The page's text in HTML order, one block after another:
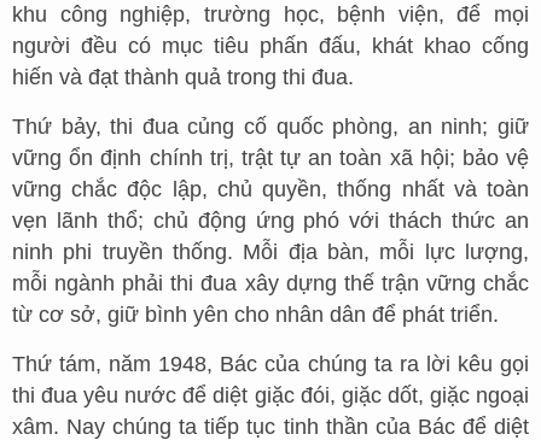
khu công nghiệp, trường học, bệnh viện, để mọi
người đều có mục tiêu phấn đấu, khát khao cống
hiến và đạt thành quả trong thi đua.
Thứ bảy, thi đua củng cố quốc phòng, an ninh; giữ
vững ổn định chính trị, trật tự an toàn xã hội; bảo vệ
vững chắc độc lập, chủ quyền, thống nhất và toàn
vẹn lãnh thổ; chủ động ứng phó với thách thức an
ninh phi truyền thống. Mỗi địa bàn, mỗi lực lượng,
mỗi ngành phải thi đua xây dựng thế trận vững chắc
từ cơ sở, giữ bình yên cho nhân dân để phát triển.
Thứ tám, năm 1948, Bác của chúng ta ra lời kêu gọi
thi đua yêu nước để diệt giặc đói, giặc dốt, giặc ngoại
xâm. Nay chúng ta tiếp tục tinh thần của Bác để diệt